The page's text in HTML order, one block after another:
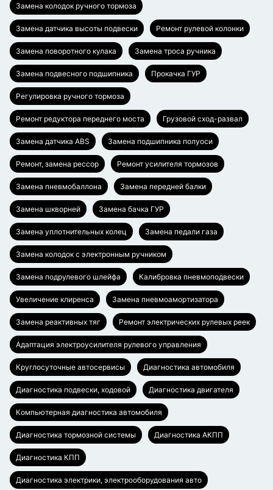
Замена колодок ручного тормоза
Замена датчика высоты подвески Ремонт рулевой колонки
Замена поворотного кулака Замена троса ручника
Замена подвесного подшипника Прокачка ГУР
Регулировка ручного тормоза
Ремонт редуктора переднего моста Грузовой сход-развал
Замена датчика ABS Замена подшипника полуоси
Ремонт, замена рессор Ремонт усилителя тормозов
Замена пневмобаллона Замена передней балки
Замена шкворней Замена бачка ГУР
Замена уплотнительных колец Замена педали газа
Замена колодок с электронным ручником
Замена подрулевого шлейфа Калибровка пневмоподвески
Увеличение клиренса Замена пневмоамортизатора
Замена реактивных тяг Ремонт электрических рулевых реек
Адаптация электроусилителя рулевого управления
Круглосуточные автосервисы Диагностика автомобиля
Диагностика подвески, ходовой Диагностика двигателя
Компьютерная диагностика автомобиля
Диагностика тормозной системы Диагностика АКПП
Диагностика КПП
Диагностика электрики, электрооборудования авто